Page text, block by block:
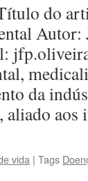
do
da
aos
vida | Tags